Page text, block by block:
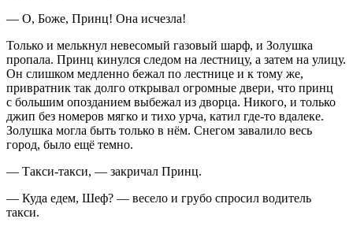
— О, Боже, Принц! Она исчезла!
Только и мелькнул невесомый газовый шарф, и Золушка
пропала. Принц кинулся следом на лестницу, а затем на улицу.
Он слишком медленно бежал по лестнице и к тому же,
привратник так долго открывал огромные двери, что принц
с большим опозданием выбежал из дворца. Никого, и только
джип без номеров мягко и тихо урча, катил где-то вдалеке.
Золушка могла быть только в нём. Снегом завалило весь
город, было ещё темно.
— Такси-такси, — закричал Принц.
— Куда едем, Шеф? — весело и грубо спросил водитель
такси.